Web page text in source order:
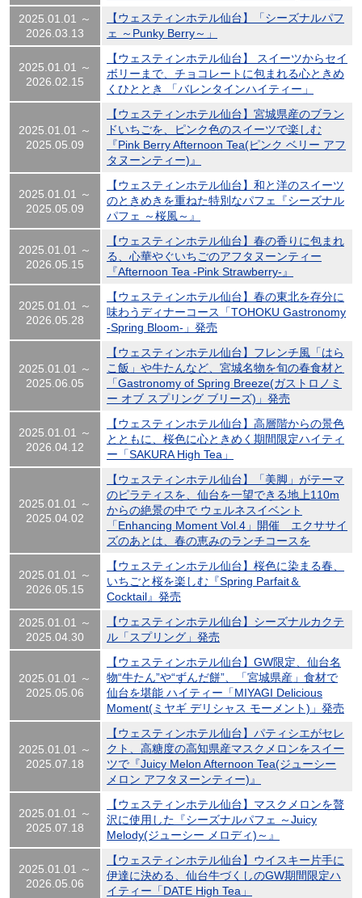
2025.01.01 ～
2026.03.13
【ウェスティンホテル仙台】「シーズナルパフ
ェ ～Punky Berry～」
2025.01.01 ～
2026.02.15
【ウェスティンホテル仙台】 スイーツからセイ
ボリーまで、チョコレートに包まれる心ときめ
くひととき 「バレンタインハイティー」
2025.01.01 ～
2025.05.09
【ウェスティンホテル仙台】宮城県産のブラン
ドいちごを、ピンク色のスイーツで楽しむ
『Pink Berry Afternoon Tea(ピンク ベリー アフ
タヌーンティー)』
2025.01.01 ～
2025.05.09
【ウェスティンホテル仙台】和と洋のスイーツ
のときめきを重ねた特別なパフェ『シーズナル
パフェ ～桜風～』
2025.01.01 ～
2026.05.15
【ウェスティンホテル仙台】春の香りに包まれ
る、心華やぐいちごのアフタヌーンティー
『Afternoon Tea -Pink Strawberry-』
2025.01.01 ～
2026.05.28
【ウェスティンホテル仙台】春の東北を存分に
味わうディナーコース「TOHOKU Gastronomy
-Spring Bloom-」発売
2025.01.01 ～
2025.06.05
【ウェスティンホテル仙台】フレンチ風「はら
こ飯」や牛たんなど、宮城名物を旬の春食材と
「Gastronomy of Spring Breeze(ガストロノミ
ー オブ スプリング ブリーズ)」発売
2025.01.01 ～
2026.04.12
【ウェスティンホテル仙台】高層階からの景色
とともに、桜色に心ときめく期間限定ハイティ
ー「SAKURA High Tea」
2025.01.01 ～
2025.04.02
【ウェスティンホテル仙台】「美脚」がテーマ
のピラティスを、仙台を一望できる地上110m
からの絶景の中で ウェルネスイベント
「Enhancing Moment Vol.4」開催 エクササイ
ズのあとは、春の恵みのランチコースを
2025.01.01 ～
2026.05.15
【ウェスティンホテル仙台】桜色に染まる春、
いちごと桜を楽しむ『Spring Parfait＆
Cocktail』発売
2025.01.01 ～
2025.04.30
【ウェスティンホテル仙台】シーズナルカクテ
ル「スプリング」発売
2025.01.01 ～
2025.05.06
【ウェスティンホテル仙台】GW限定、仙台名
物“牛たん”や“ずんだ餅”、「宮城県産」食材で
仙台を堪能 ハイティー「MIYAGI Delicious
Moment(ミヤギ デリシャス モーメント)」発売
2025.01.01 ～
2025.07.18
【ウェスティンホテル仙台】パティシエがセレ
クト、高糖度の高知県産マスクメロンをスイー
ツで『Juicy Melon Afternoon Tea(ジューシー
メロン アフタヌーンティー)』
2025.01.01 ～
2025.07.18
【ウェスティンホテル仙台】マスクメロンを贅
沢に使用した『シーズナルパフェ ～Juicy
Melody(ジューシー メロディ)～』
2025.01.01 ～
2026.05.06
【ウェスティンホテル仙台】ウイスキー片手に
伊達に決める、仙台牛づくしのGW期間限定ハ
イティー「DATE High Tea」